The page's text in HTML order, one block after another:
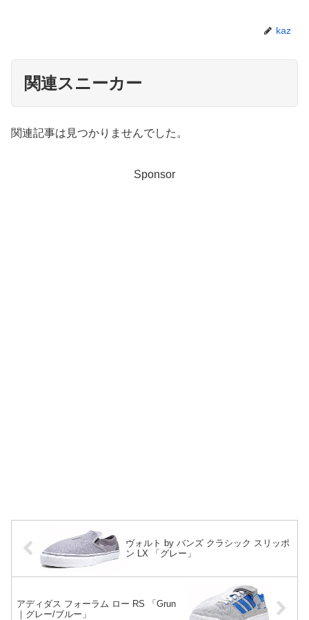
kaz
関連スニーカー
関連記事は見つかりませんでした。
Sponsor
ヴォルト by バンズ クラシック スリッポ
ン LX 「グレー」
アディダス フォーラム ロー RS 「Grun
｜グレー/ブルー」